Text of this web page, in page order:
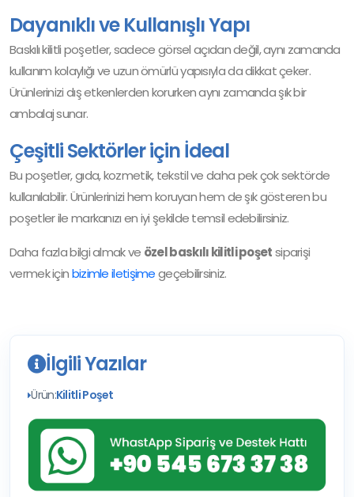
Dayanıklı ve Kullanışlı Yapı
Baskılı kilitli poşetler, sadece görsel açıdan değil, aynı zamanda
kullanım kolaylığı ve uzun ömürlü yapısıyla da dikkat çeker.
Ürünlerinizi dış etkenlerden korurken aynı zamanda şık bir
ambalaj sunar.
Çeşitli Sektörler için İdeal
Bu poşetler, gıda, kozmetik, tekstil ve daha pek çok sektörde
kullanılabilir. Ürünlerinizi hem koruyan hem de şık gösteren bu
poşetler ile markanızı en iyi şekilde temsil edebilirsiniz.
Daha fazla bilgi almak ve özel baskılı kilitli poşetsiparişi
vermek içinbizimle iletişimegeçebilirsiniz.
İlgili Yazılar
Ürün:Kilitli Poşet